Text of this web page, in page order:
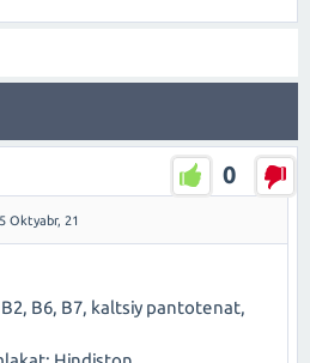
0
Oktyabr, 21
B6, B7, kaltsiy pantotenat,